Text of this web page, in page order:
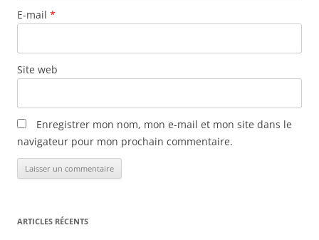
E-mail *
Site web
Enregistrer mon nom, mon e-mail et mon site dans le
navigateur pour mon prochain commentaire.
ARTICLES RÉCENTS